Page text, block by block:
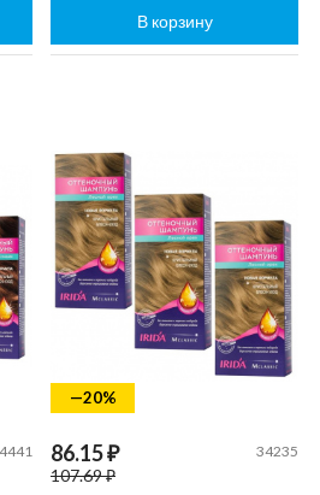
В корзину
—20%
86.15 ₽
107.69 ₽
34235